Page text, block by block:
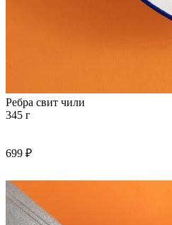
Ребра свит чили
345 г
699 ₽